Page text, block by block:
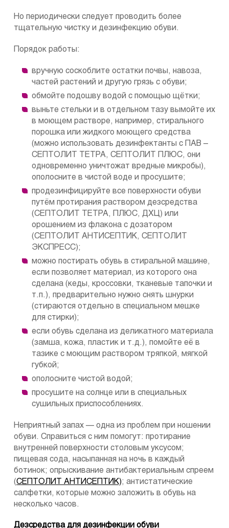
Но периодически следует проводить более
тщательную чистку и дезинфекцию обуви.
Порядок работы:
вручную соскоблите остатки почвы, навоза,
частей растений и другую грязь с обуви;
обмойте подошву водой с помощью щётки;
выньте стельки и в отдельном тазу вымойте их
в моющем растворе, например, стирального
порошка или жидкого моющего средства
(можно использовать дезинфектанты с ПАВ –
СЕПТОЛИТ ТЕТРА, СЕПТОЛИТ ПЛЮС, они
одновременно уничтожат вредные микробы),
ополосните в чистой воде и просушите;
продезинфицируйте все поверхности обуви
путём протирания раствором дезсредства
(СЕПТОЛИТ ТЕТРА, ПЛЮС, ДХЦ) или
орошением из флакона с дозатором
(СЕПТОЛИТ АНТИСЕПТИК, СЕПТОЛИТ
ЭКСПРЕСС);
можно постирать обувь в стиральной машине,
если позволяет материал, из которого она
сделана (кеды, кроссовки, тканевые тапочки и
т.п.), предварительно нужно снять шнурки
(стираются отдельно в специальном мешке
для стирки);
если обувь сделана из деликатного материала
(замша, кожа, пластик и т.д.), помойте её в
тазике с моющим раствором тряпкой, мягкой
губкой;
ополосните чистой водой;
просушите на солнце или в специальных
сушильных приспособлениях.
Неприятный запах — одна из проблем при ношении
обуви. Справиться с ним помогут: протирание
внутренней поверхности столовым уксусом;
пищевая сода, насыпанная на ночь в каждый
ботинок; опрыскивание антибактериальным спреем
(СЕПТОЛИТ АНТИСЕПТИК); антистатические
салфетки, которые можно заложить в обувь на
несколько часов.
Дезсредства для дезинфекции обуви